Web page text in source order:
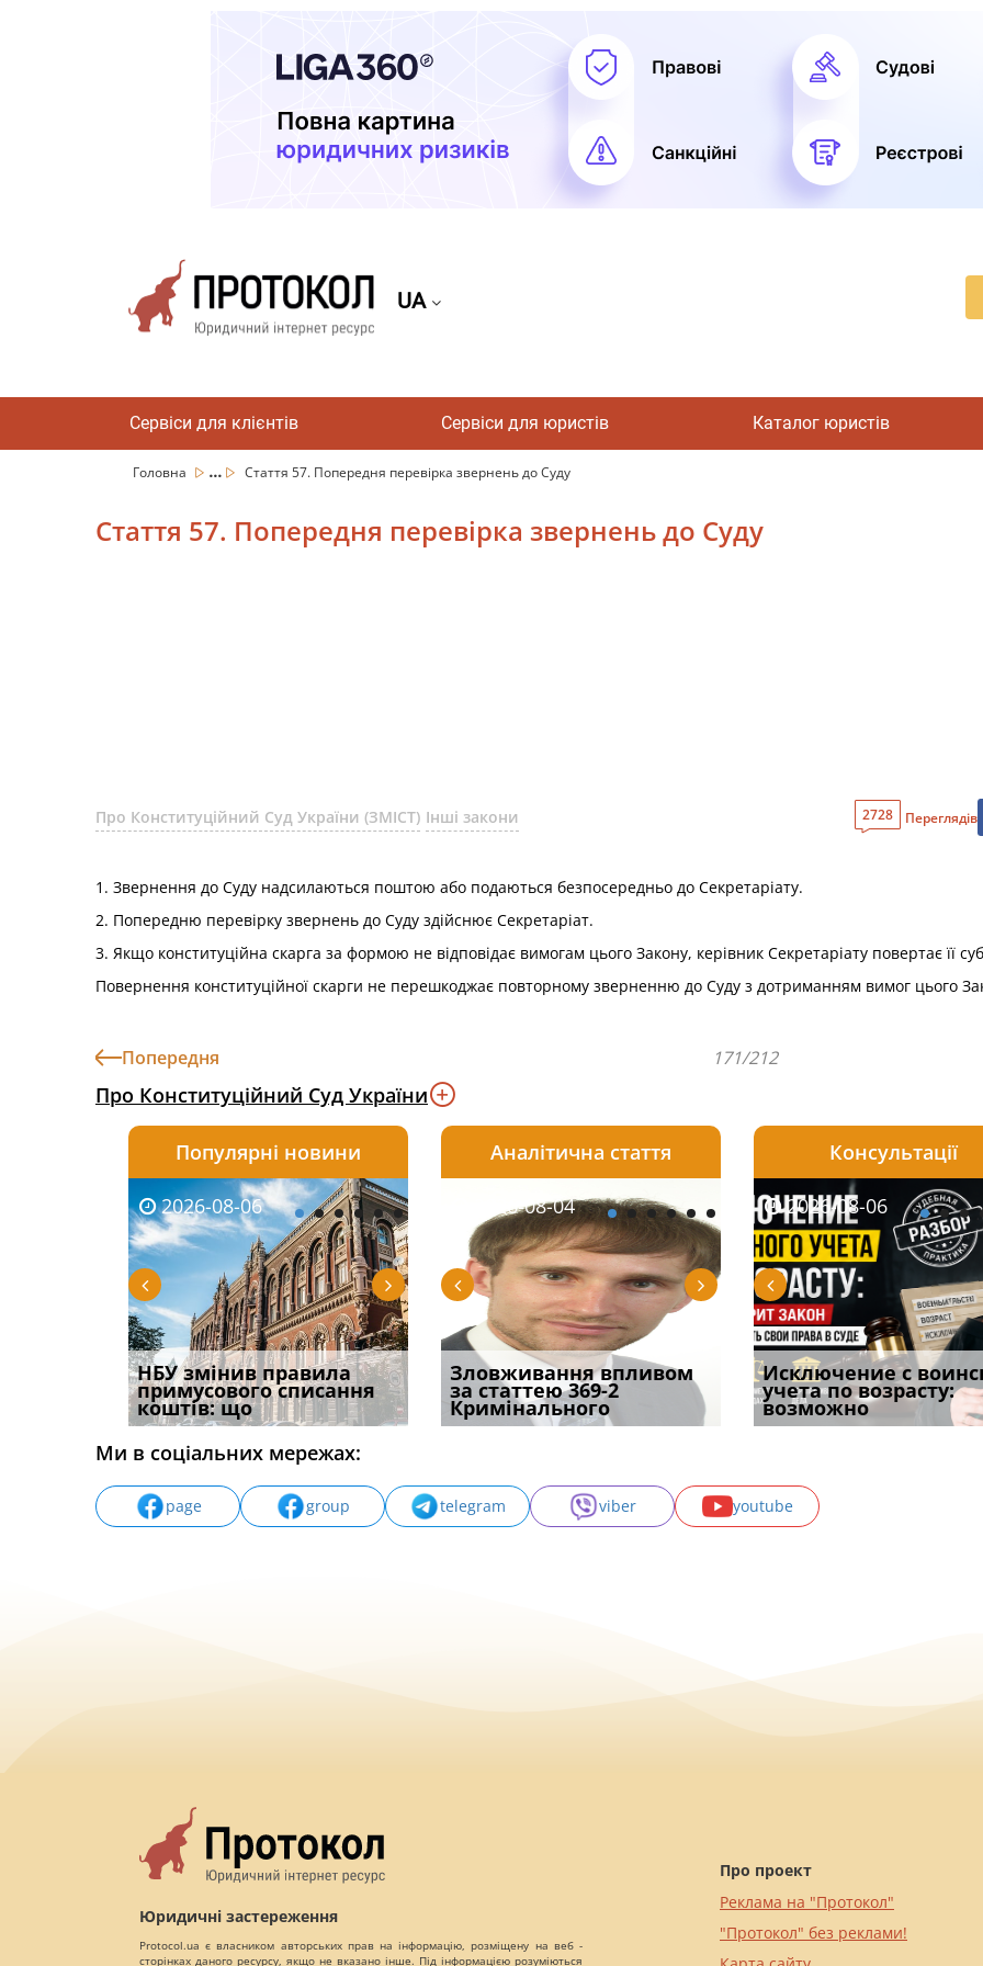
UA
Сервіси для клієнтів Сервіси для юристів Каталог юристів
Головна ... Стаття 57. Попередня перевірка звернень до Суду
Стаття 57. Попередня перевірка звернень до Суду
Про Конституційний Суд України (ЗМІСТ) Інші закони 2728 Переглядів
1. Звернення до Суду надсилаються поштою або подаються безпосередньо до Секретаріату.
2. Попередню перевірку звернень до Суду здійснює Секретаріат.
3. Якщо конституційна скарга за формою не відповідає вимогам цього Закону, керівник Секретаріату повертає її
Повернення конституційної скарги не перешкоджає повторному зверненню до Суду з дотриманням вимог цього
Попередня 171/212
Про Конституційний Суд України
Популярні новини
2026-08-06
НБУ змінив правила
примусового списання
коштів: що
2026-08-06
Якщо суд встановив для
відшкодування шкоди
наявніс
2026-08-06
Документи, на яких не
проставляється
апостиль: пер
Аналітична стаття
2026-08-03
Водії можуть отримати
компенсацію за
незаконні дії
2026-08-04
Зловживання впливом
за статтею 369-2
Кримінального
2026-08-04
Переоформлення
відстрочки за іншою
підставою: нов
Консультації
2026-08-05
Особливості захисту у
кримінальному
провадженні: я
2026-08-06
Исключение с
учета по возрасту:
возможно
2026-07-30
Восьмий ААС
підтвердив, що
може скас
Ми в соціальних мережах:
page group telegram viber youtube
Юридичні застереження
Protocol.ua є власником авторських прав на інформацію, розміщену на веб -
сторінках даного ресурсу, якщо не вказано інше. Під інформацією розуміються
Про проект
Реклама на "Протокол"
"Протокол" без реклами!